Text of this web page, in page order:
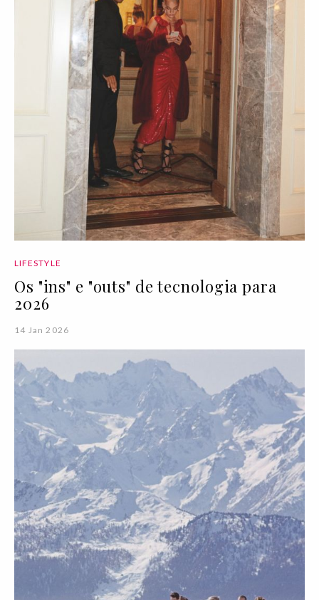
LIFESTYLE
Os "ins" e "outs" de tecnologia para
2026
14 Jan 2026